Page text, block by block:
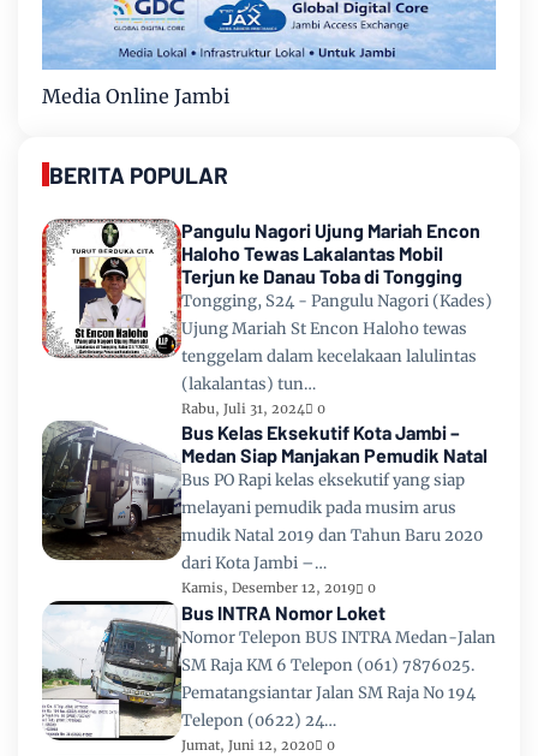
Media Online Jambi
BERITA POPULAR
Pangulu Nagori Ujung Mariah Encon
Haloho Tewas Lakalantas Mobil
Terjun ke Danau Toba di Tongging
Tongging, S24 - Pangulu Nagori (Kades)
Ujung Mariah St Encon Haloho tewas
tenggelam dalam kecelakaan lalulintas
(lakalantas) tun…
Rabu, Juli 31, 2024 0
Bus Kelas Eksekutif Kota Jambi –
Medan Siap Manjakan Pemudik Natal
Bus PO Rapi kelas eksekutif yang siap
melayani pemudik pada musim arus
mudik Natal 2019 dan Tahun Baru 2020
dari Kota Jambi –…
Kamis, Desember 12, 2019 0
Bus INTRA Nomor Loket
Nomor Telepon BUS INTRA Medan-Jalan
SM Raja KM 6 Telepon (061) 7876025.
Pematangsiantar Jalan SM Raja No 194
Telepon (0622) 24…
Jumat, Juni 12, 2020 0